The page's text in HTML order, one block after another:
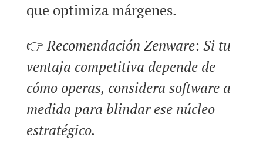
que optimiza márgenes.
👉Recomendación Zenware: Si tu
ventaja competitiva depende de
cómo operas, considera software a
medida para blindar ese núcleo
estratégico.